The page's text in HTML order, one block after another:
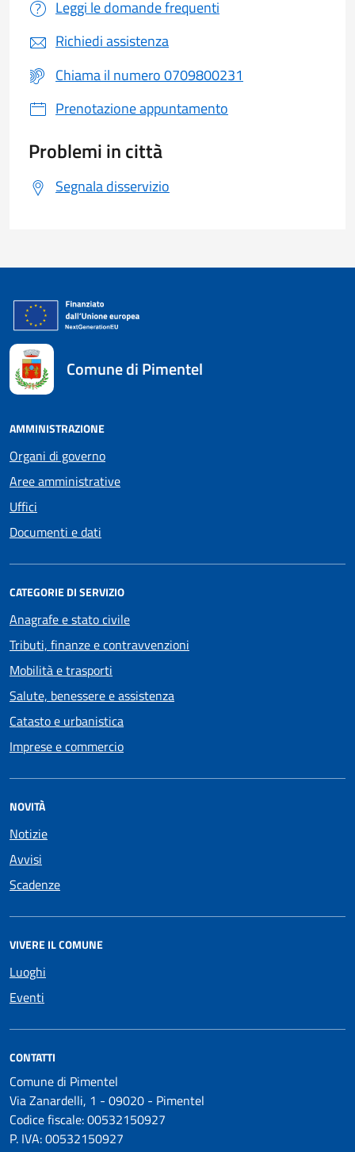
Leggi le domande frequenti
Richiedi assistenza
Chiama il numero 0709800231
Prenotazione appuntamento
Problemi in città
Segnala disservizio
Comune di Pimentel
AMMINISTRAZIONE
Organi di governo
Aree amministrative
Uffici
Documenti e dati
CATEGORIE DI SERVIZIO
Anagrafe e stato civile
Tributi, finanze e contravvenzioni
Mobilità e trasporti
Salute, benessere e assistenza
Catasto e urbanistica
Imprese e commercio
NOVITÀ
Notizie
Avvisi
Scadenze
VIVERE IL COMUNE
Luoghi
Eventi
CONTATTI
Comune di Pimentel
Via Zanardelli, 1 - 09020 - Pimentel
Codice fiscale: 00532150927
P. IVA: 00532150927